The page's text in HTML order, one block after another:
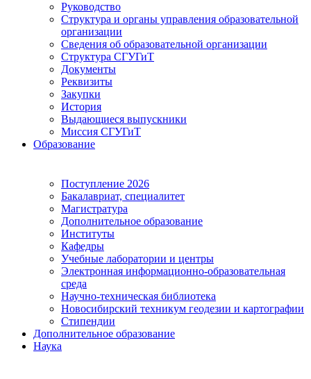
Руководство
Структура и органы управления образовательной
организации
Сведения об образовательной организации
Структура СГУГиТ
Документы
Реквизиты
Закупки
История
Выдающиеся выпускники
Миссия СГУГиТ
Образование
Поступление 2026
Бакалавриат, специалитет
Магистратура
Дополнительное образование
Институты
Кафедры
Учебные лаборатории и центры
Электронная информационно-образовательная
среда
Научно-техническая библиотека
Новосибирский техникум геодезии и картографии
Стипендии
Дополнительное образование
Наука